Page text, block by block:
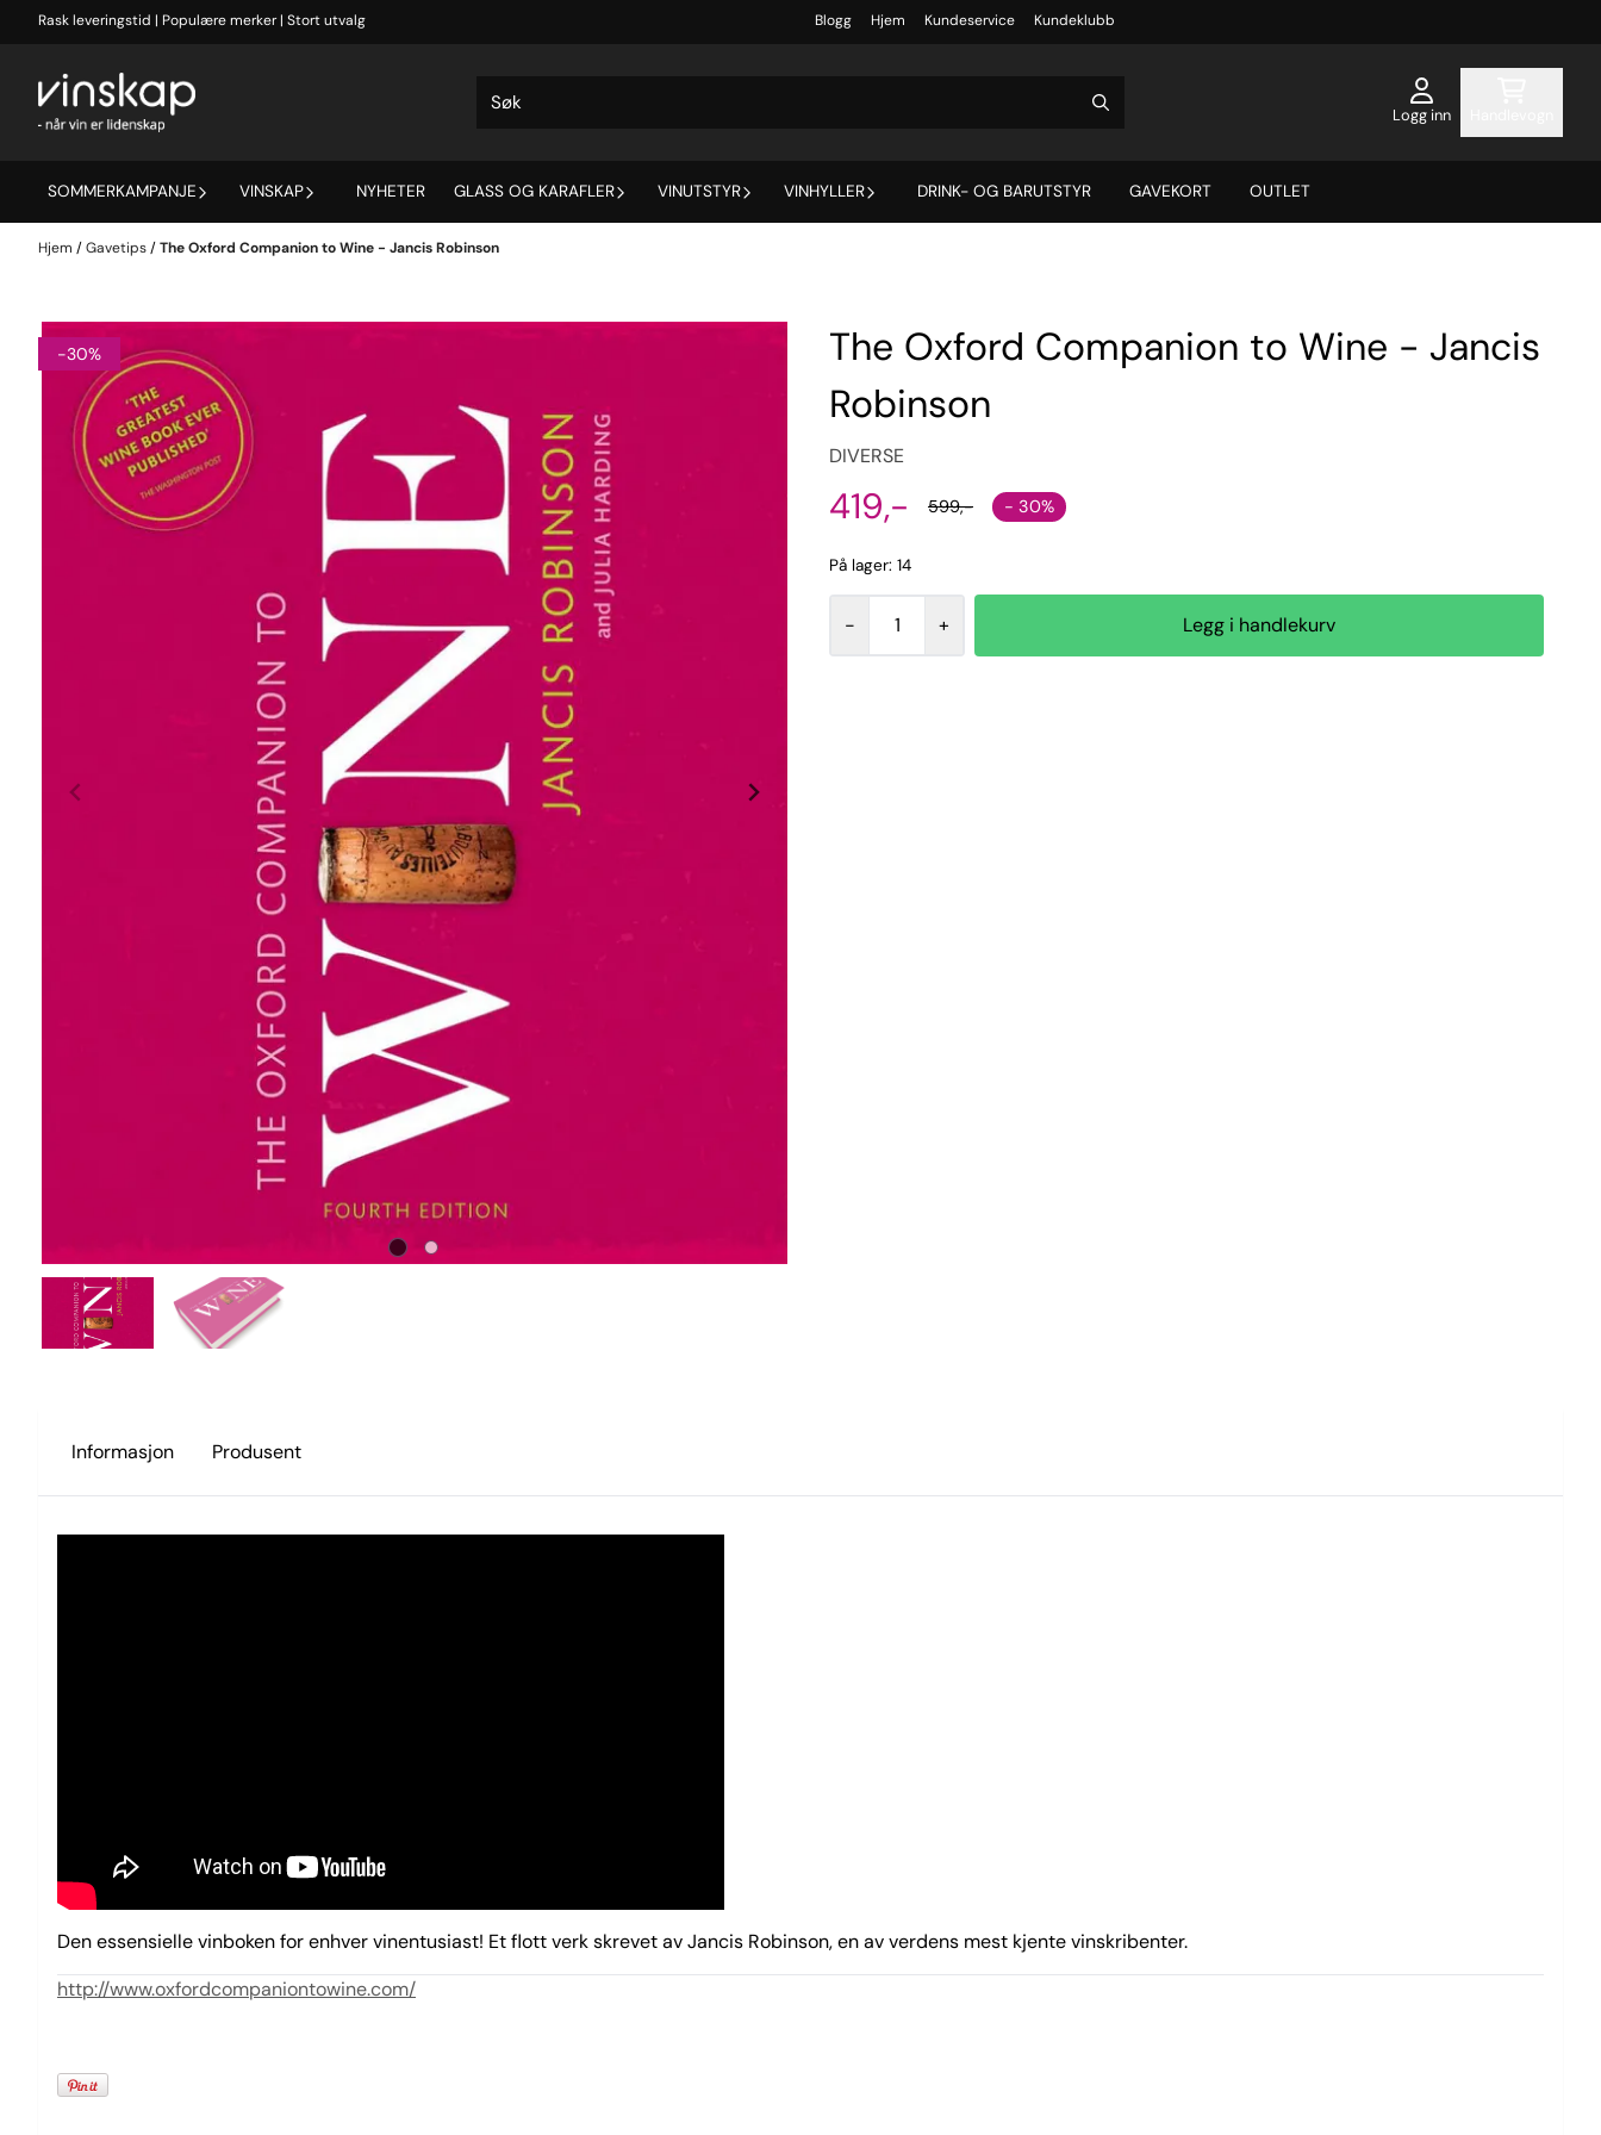
Hopp til innhold
Rask leveringstid | Populære merker | Stort utvalg Blogg Hjem Kundeservice Kundeklubb
Logg inn
SOMMERKAMPANJE VINSKAP NYHETER GLASS OG KARAFLER VINUTSTYR VINHYLLER DRINK- OG BARUTSTYR GAVEKORT OUTLET
Hjem /Gavetips/The Oxford Companion to Wine - Jancis Robinson
-30%
The Oxford Companion to Wine - Jancis
Robinson
DIVERSE
419,- 599,- - 30%
På lager: 14
- +
Informasjon Produsent
Den essensielle vinboken for enhver vinentusiast! Et flott verk skrevet av Jancis Robinson, en av verdens mest kjente vinskribenter.
http://www.oxfordcompaniontowine.com/